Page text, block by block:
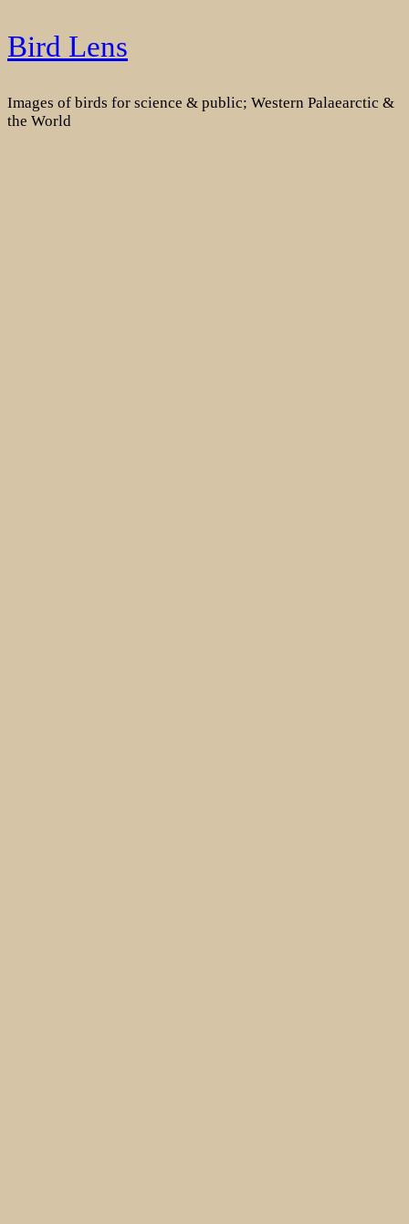
Skip
to
Bird Lens
Images of birds for science & public; Western Palaearctic &
the World